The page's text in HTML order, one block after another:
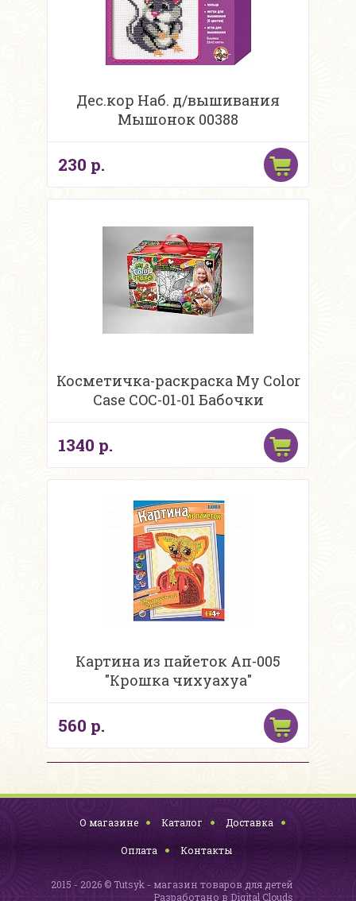
Дес.кор Наб. д/вышивания
Мышонок 00388
230 р.
Косметичка-раскраска My Color
Case COC-01-01 Бабочки
1340 р.
Картина из пайеток Ап-005
"Крошка чихуахуа"
560 р.
О магазине Каталог Доставка
Оплата Контакты
2015 - 2026 © Tutsyk - магазин товаров для детей
Разработано в Digital Clouds